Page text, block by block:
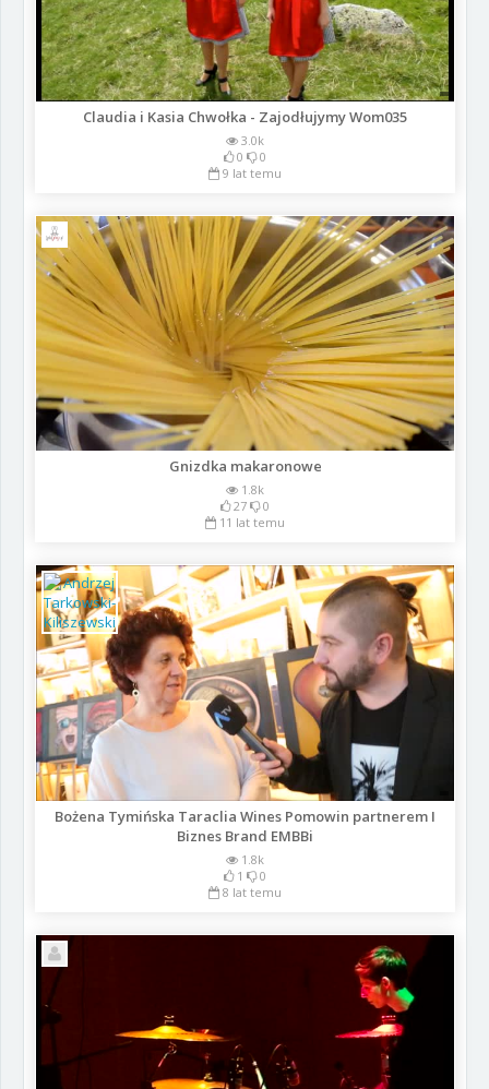
Claudia i Kasia Chwołka - Zajodłujymy Wom035
3.0k
0
0
9 lat temu
Gnizdka makaronowe
1.8k
27
0
11 lat temu
Bożena Tymińska Taraclia Wines Pomowin partnerem I
Biznes Brand EMBBi
1.8k
1
0
8 lat temu